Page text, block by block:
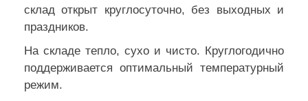
склад открыт круглосуточно, без выходных и
праздников.
На складе тепло, сухо и чисто. Круглогодично
поддерживается оптимальный температурный
режим.